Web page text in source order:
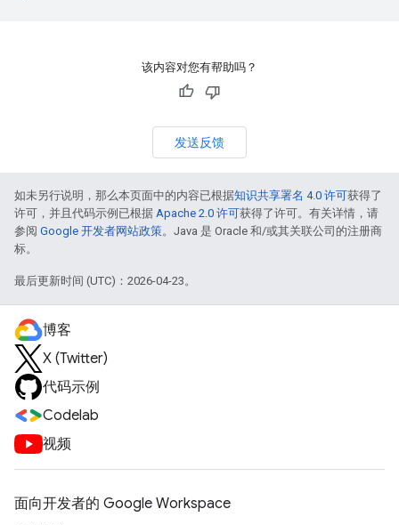
该内容对您有帮助吗？
发送反馈
如未另行说明，那么本页面中的内容已根据知识共享署名 4.0 许可获得了
许可，并且代码示例已根据 Apache 2.0 许可获得了许可。有关详情，请
参阅 Google 开发者网站政策。Java 是 Oracle 和/或其关联公司的注册商
标。
最后更新时间 (UTC)：2026-04-23。
博客
X (Twitter)
代码示例
Codelab
视频
面向开发者的 Google Workspace